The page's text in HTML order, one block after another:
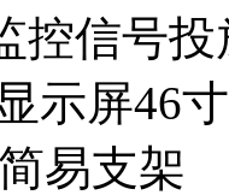
控信号
示屏46
支架